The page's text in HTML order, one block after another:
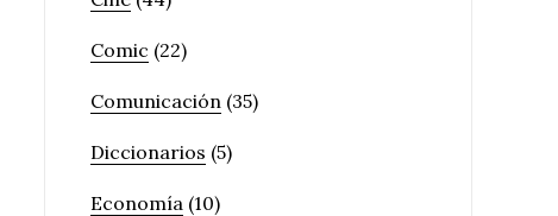
Comic (22)
Comunicación (35)
Diccionarios (5)
Economía (10)